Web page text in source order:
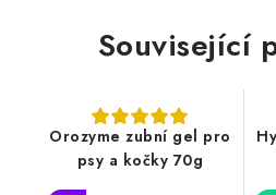
Související
Orozyme zubní gel pro
psy a kočky 70g